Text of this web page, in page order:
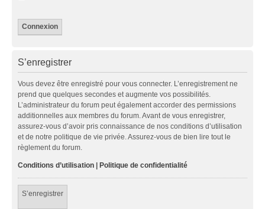
S’enregistrer
Vous devez être enregistré pour vous connecter. L’enregistrement ne
prend que quelques secondes et augmente vos possibilités.
L’administrateur du forum peut également accorder des permissions
additionnelles aux membres du forum. Avant de vous enregistrer,
assurez-vous d’avoir pris connaissance de nos conditions d’utilisation
et de notre politique de vie privée. Assurez-vous de bien lire tout le
règlement du forum.
Conditions d’utilisation | Politique de confidentialité
S’enregistrer